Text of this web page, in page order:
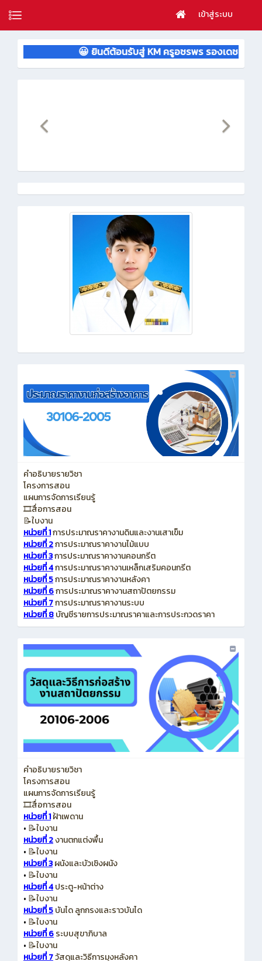
เข้าสู่ระบบ
😀 ยินดีต้อนรับสู่ KM ครูอชรพร รองเดช
คำอธิบายรายวิชา
โครงการสอน
แผนการจัดการเรียนรู้
🎞️สื่อการสอน
📝ใบงาน
หน่วยที่ 1การประมาณราคางานดินและงานเสาเข็ม
หน่วยที่ 2การประมาณราคางานไม้แบบ
หน่วยที่ 3การประมาณราคางานคอนกรีต
หน่วยที่ 4การประมาณราคางานเหล็กเสริมคอนกรีต
หน่วยที่ 5การประมาณราคางานหลังคา
หน่วยที่ 6การประมาณราคางานสถาปัตยกรรม
หน่วยที่ 7การประมาณราคางานระบบ
หน่วยที่ 8บัญชีรายการประมาณราคาและการประกวดราคา
คำอธิบายรายวิชา
โครงการสอน
แผนการจัดการเรียนรู้
🎞️สื่อการสอน
หน่วยที่ 1ฝ้าเพดาน
• 📝ใบงาน
หน่วยที่ 2งานตกแต่งพื้น
• 📝ใบงาน
หน่วยที่ 3ผนังและบัวเชิงผนัง
• 📝ใบงาน
หน่วยที่ 4ประตู-หน้าต่าง
• 📝ใบงาน
หน่วยที่ 5บันได ลูกกรงและราวบันได
• 📝ใบงาน
หน่วยที่ 6ระบบสุขาภิบาล
• 📝ใบงาน
หน่วยที่ 7วัสดุและวิธีการมุงหลังคา